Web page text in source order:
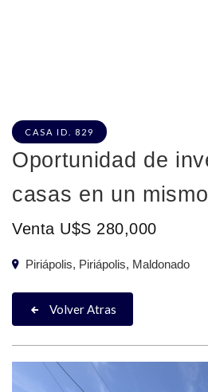
CASA ID. 829
Oportunidad de
casas en un
Venta U$S 280,000
Piriápolis, Piriápolis, Maldonado
Volver Atras